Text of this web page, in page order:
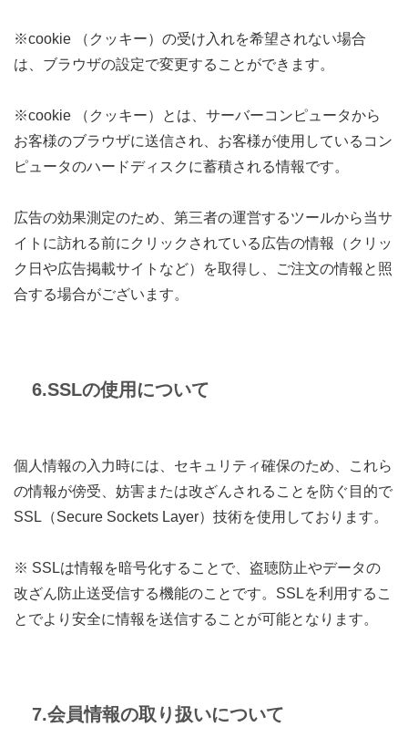
※cookie （クッキー）の受け入れを希望されない場合
は、ブラウザの設定で変更することができます。
※cookie （クッキー）とは、サーバーコンピュータから
お客様のブラウザに送信され、お客様が使用しているコン
ピュータのハードディスクに蓄積される情報です。
広告の効果測定のため、第三者の運営するツールから当サ
イトに訪れる前にクリックされている広告の情報（クリッ
ク日や広告掲載サイトなど）を取得し、ご注文の情報と照
合する場合がございます。
6.SSLの使用について
個人情報の入力時には、セキュリティ確保のため、これら
の情報が傍受、妨害または改ざんされることを防ぐ目的で
SSL（Secure Sockets Layer）技術を使用しております。
※ SSLは情報を暗号化することで、盗聴防止やデータの
改ざん防止送受信する機能のことです。SSLを利用するこ
とでより安全に情報を送信することが可能となります。
7.会員情報の取り扱いについて